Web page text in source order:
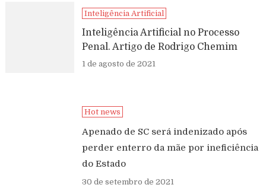
Inteligência Artificial
Inteligência Artificial no Processo
Penal. Artigo de Rodrigo Chemim
1 de agosto de 2021
Hot news
Apenado de SC será indenizado após
perder enterro da mãe por ineficiência
do Estado
30 de setembro de 2021